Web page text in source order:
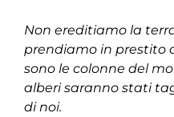
Non ereditiamo la
prendiamo in prestito
sono le colonne del
alberi saranno stati
di noi.